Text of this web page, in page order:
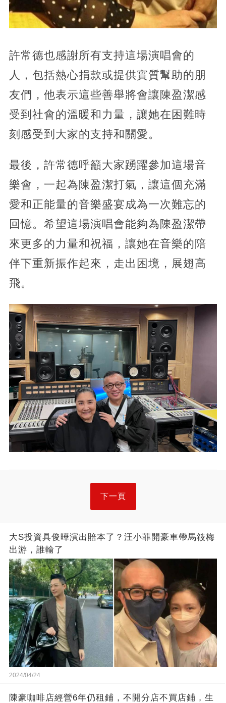
許常德也感謝所有支持這場演唱會的
人，包括熱心捐款或提供實質幫助的朋
友們，他表示這些善舉將會讓陳盈潔感
受到社會的溫暖和力量，讓她在困難時
刻感受到大家的支持和關愛。
最後，許常德呼籲大家踴躍參加這場音
樂會，一起為陳盈潔打氣，讓這個充滿
愛和正能量的音樂盛宴成為一次難忘的
回憶。希望這場演唱會能夠為陳盈潔帶
來更多的力量和祝福，讓她在音樂的陪
伴下重新振作起來，走出困境，展翅高
飛。
下一頁
大S投資具俊曄演出賠本了？汪小菲開豪車帶馬筱梅
出游，誰輸了
2024/04/24
陳豪咖啡店經營6年仍租鋪，不開分店不買店鋪，生